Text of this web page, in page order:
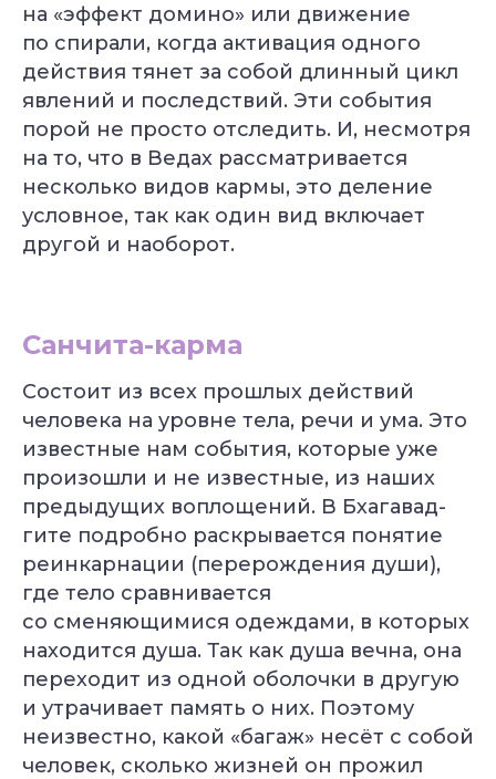
на «эффект домино» или движение
по спирали, когда активация одного
действия тянет за собой длинный цикл
явлений и последствий. Эти события
порой не просто отследить. И, несмотря
на то, что в Ведах рассматривается
несколько видов кармы, это деление
условное, так как один вид включает
другой и наоборот.
Санчита-карма
Состоит из всех прошлых действий
человека на уровне тела, речи и ума. Это
известные нам события, которые уже
произошли и не известные, из наших
предыдущих воплощений. В Бхагавад-
гите подробно раскрывается понятие
реинкарнации (перерождения души),
где тело сравнивается
со сменяющимися одеждами, в которых
находится душа. Так как душа вечна, она
переходит из одной оболочки в другую
и утрачивает память о них. Поэтому
неизвестно, какой «багаж» несёт с собой
человек, сколько жизней он прожил